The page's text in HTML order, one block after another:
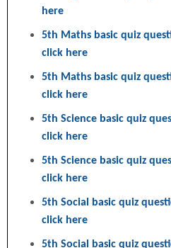
here
5th Maths basic quiz
click here
5th Maths basic quiz
click here
5th Science basic quiz
click here
5th Science basic quiz
click here
5th Social basic quiz
click here
5th Social basic quiz